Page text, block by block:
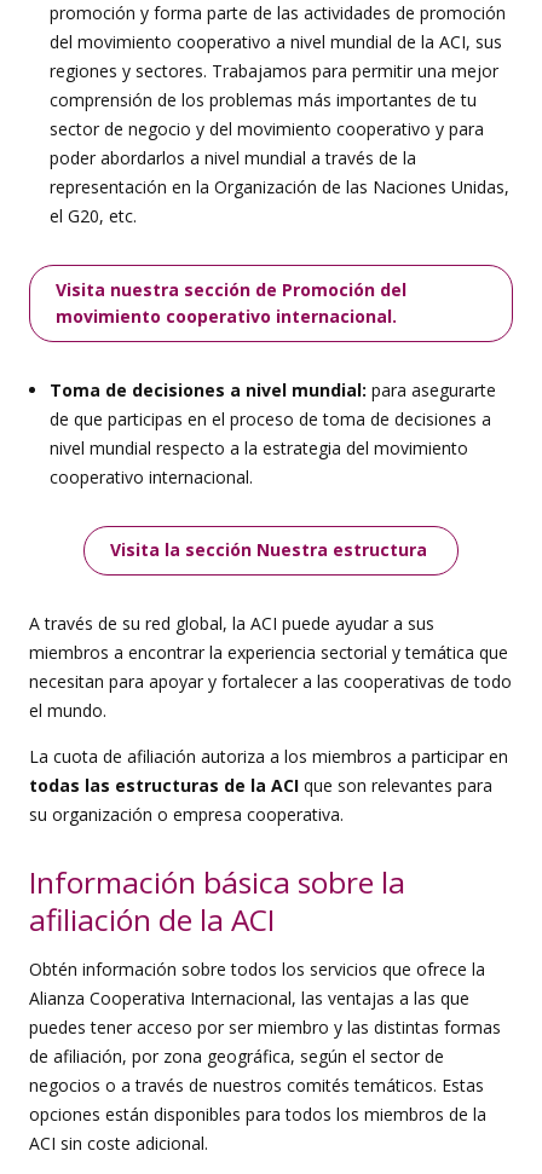
promoción y forma parte de las actividades de promoción
del movimiento cooperativo a nivel mundial de la ACI, sus
regiones y sectores. Trabajamos para permitir una mejor
comprensión de los problemas más importantes de tu
sector de negocio y del movimiento cooperativo y para
poder abordarlos a nivel mundial a través de la
representación en la Organización de las Naciones Unidas,
el G20, etc.
Visita nuestra sección de Promoción del
movimiento cooperativo internacional.
Toma de decisiones a nivel mundial: para asegurarte
de que participas en el proceso de toma de decisiones a
nivel mundial respecto a la estrategia del movimiento
cooperativo internacional.
Visita la sección Nuestra estructura
A través de su red global, la ACI puede ayudar a sus
miembros a encontrar la experiencia sectorial y temática que
necesitan para apoyar y fortalecer a las cooperativas de todo
el mundo.
La cuota de afiliación autoriza a los miembros a participar en
todas las estructuras de la ACI que son relevantes para
su organización o empresa cooperativa.
Información básica sobre la
afiliación de la ACI
Obtén información sobre todos los servicios que ofrece la
Alianza Cooperativa Internacional, las ventajas a las que
puedes tener acceso por ser miembro y las distintas formas
de afiliación, por zona geográfica, según el sector de
negocios o a través de nuestros comités temáticos. Estas
opciones están disponibles para todos los miembros de la
ACI sin coste adicional.